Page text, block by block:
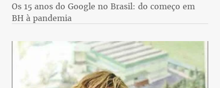
Os 15 anos do Google no Brasil: do começo em
BH à pandemia